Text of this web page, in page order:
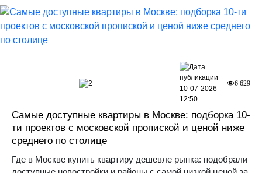
Самые доступные квартиры в Москве: подборка 10-
ти проектов с московской пропиской и ценой ниже
среднего по столице
Где в Москве купить квартиру дешевле рынка: подобрали
2 6 629
10-07-2026
12:50